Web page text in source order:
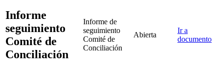
Informe
seguimiento
Comité de
Conciliación
Informe de
seguimiento
Comité de
Conciliación
Abierta
Ir a
documento